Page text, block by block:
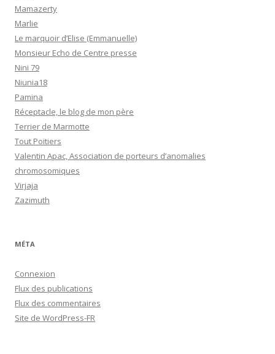
Mamazerty
Marlie
Le marquoir d’Elise (Emmanuelle)
Monsieur Echo de Centre presse
Nini 79
Niunia18
Pamina
Réceptacle, le blog de mon père
Terrier de Marmotte
Tout Poitiers
Valentin Apac, Association de porteurs d’anomalies
chromosomiques
Virjaja
Zazimuth
MÉTA
Connexion
Flux des publications
Flux des commentaires
Site de WordPress-FR